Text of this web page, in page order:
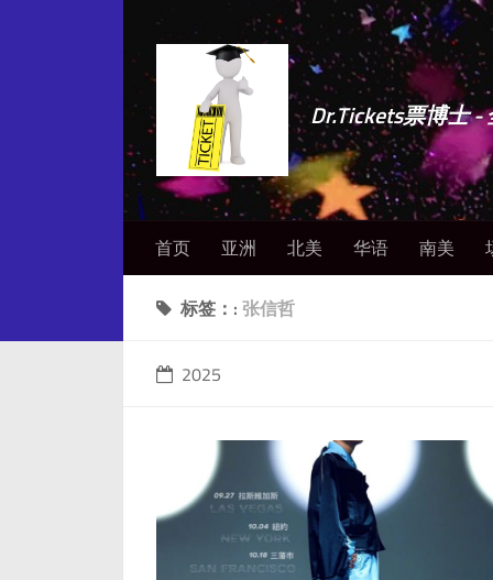
Dr.Tickets票博士
首页 亚洲 北美 华语 南美
标签：: 张信哲
2025